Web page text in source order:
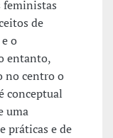
feministas
de
o
entanto,
no centro o
conceptual
uma
práticas e de